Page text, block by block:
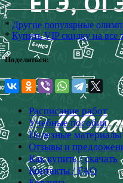
* Другие популярные
* Купить VIP скидку на все
Поделиться:
Расписание работ
Учебные пособия
Полезные материалы
Отзывы и
Как купить / скачать
Контакты / FAQ